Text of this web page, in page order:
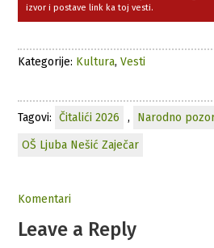
izvor i postave link ka toj vesti.
Kategorije: Kultura,Vesti
Tagovi: Čitalići 2026 , Narodno
OŠ Ljuba Nešić Zaječar
Komentari
Leave a Reply